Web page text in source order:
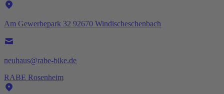
Am Gewerbepark 32 92670 Windischeschenbach
neuhaus@rabe-bike.de
RABE Rosenheim